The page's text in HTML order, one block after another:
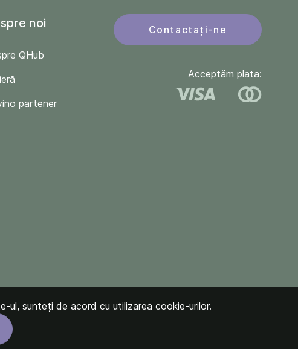
noi
QHub
partener
Contactați-ne
Acceptăm plata:
ul, sunteți de acord cu utilizarea cookie-urilor.